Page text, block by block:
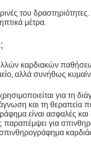
του
μέτρα.
καρδιακών
αλλά συνήθως
για
και τη
είναι ασφαλές
για